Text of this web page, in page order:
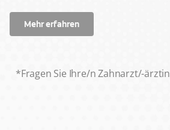
Mehr erfahren
*Fragen Sie Ihre/n Zahnarzt/-ärztin